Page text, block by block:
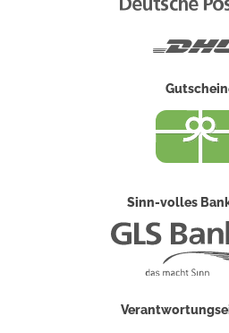
Sinn-volles